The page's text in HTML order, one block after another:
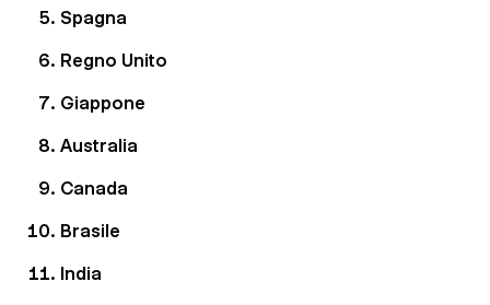
Spagna
Regno Unito
Giappone
Australia
Canada
Brasile
India